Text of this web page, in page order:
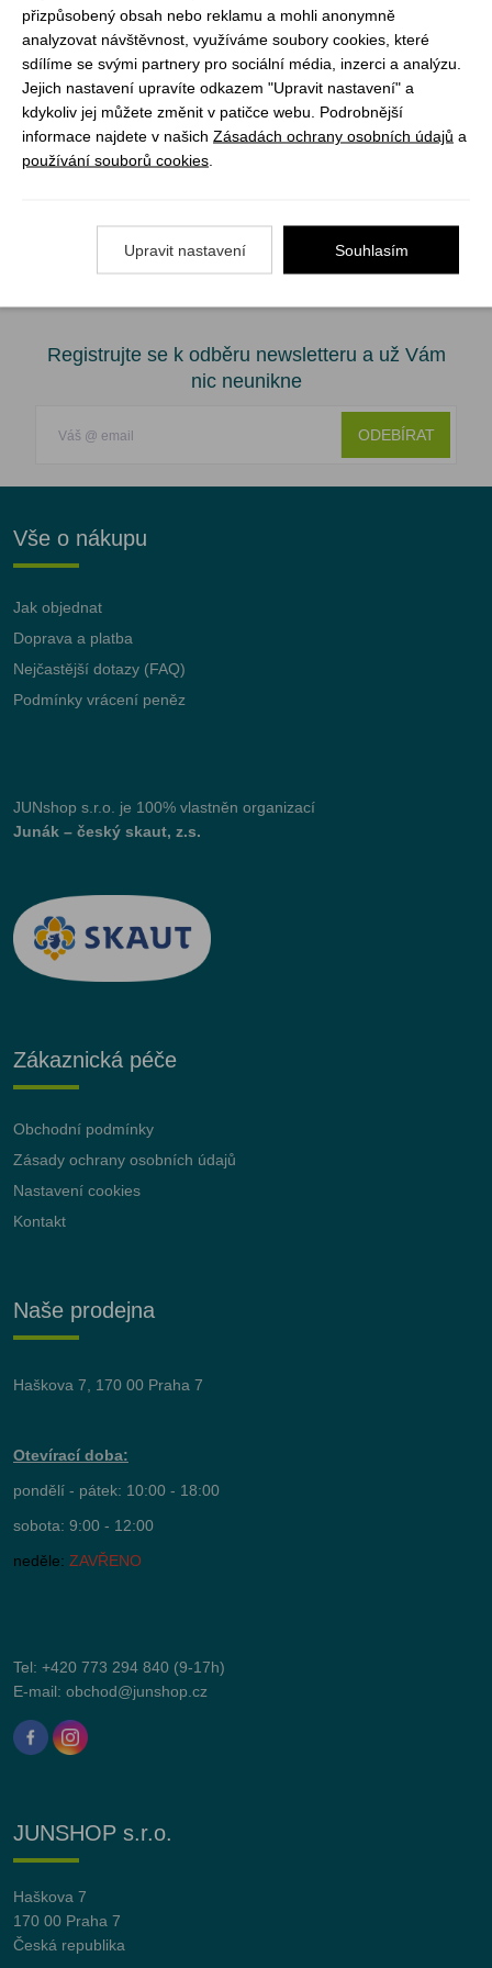
prodyšná. Materiál Cordura zajistí odolnost proti
oděru. Boty jsou velmi komfortní, uvnitř polstrované.
Obuv má zpevněnou patu a špičku a díky Vibram
podrážce je vhodná pro lehkou a střední turistiku.
Materiál: kůže + textil
barva: šedá + oranžová
Registrujte se k odběru newsletteru a už Vám
nic neunikne
ODEBÍRAT
Vše o nákupu
Jak objednat
Doprava a platba
Nejčastější dotazy (FAQ)
Podmínky vrácení peněz
JUNshop s.r.o.
je 100% vlastněn organizací
Junák – český skaut, z.s.
Zákaznická péče
Obchodní podmínky
Zásady ochrany osobních údajů
Nastavení cookies
Kontakt
Naše prodejna
Haškova 7, 170 00 Praha 7
Otevírací doba:
pondělí - pátek: 10:00 - 18:00
sobota: 9:00 - 12:00
neděle: ZAVŘENO
Tel: +420 773 294 840 (9-17h)
E-mail: obchod@junshop.cz
JUNSHOP s.r.o.
Haškova 7
170 00 Praha 7
Česká republika
přizpůsobený obsah nebo reklamu a mohli anonymně
analyzovat návštěvnost, využíváme soubory cookies, které
sdílíme se svými partnery pro sociální média, inzerci a analýzu.
Jejich nastavení upravíte odkazem "Upravit nastavení" a
kdykoliv jej můžete změnit v patičce webu. Podrobnější
informace najdete v našich Zásadách ochrany osobních údajů a
používání souborů cookies
Upravit nastavení Souhlasím